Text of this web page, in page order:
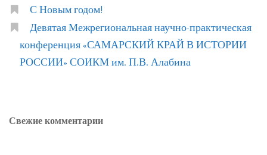
С Новым годом!
Девятая Межрегиональная научно-практическая
конференция «САМАРСКИЙ КРАЙ В ИСТОРИИ
РОССИИ» СОИКМ им. П.В. Алабина
Свежие комментарии